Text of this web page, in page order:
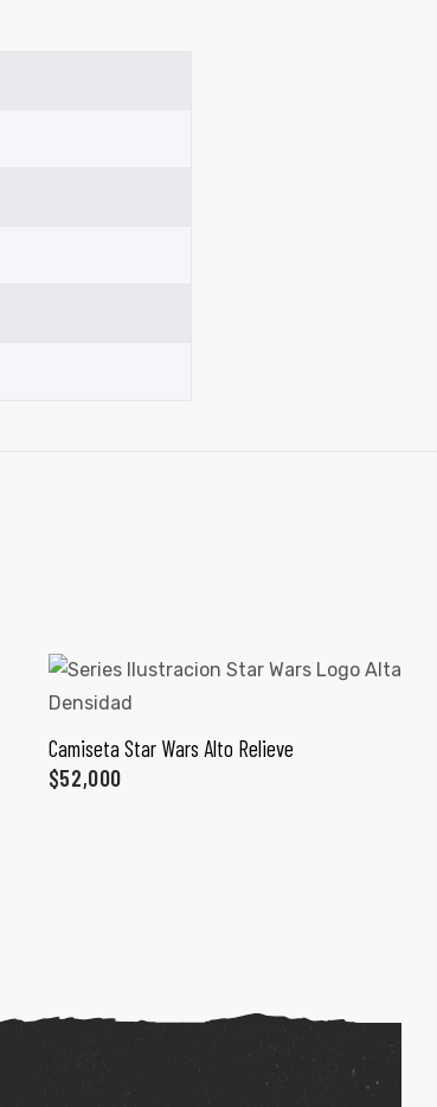
SELECCIONAR OPCIONES
Camiseta Star Wars Alto Relieve
$52,000